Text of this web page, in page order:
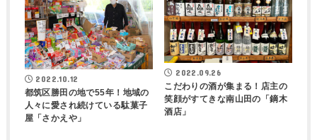
2022.10.12
都筑区勝田の地で55年！地域の
人々に愛され続けている駄菓子
屋「さかえや」
2022.09.26
こだわりの酒が集まる！店主の
笑顔がすてきな南山田の「鏑木
酒店」